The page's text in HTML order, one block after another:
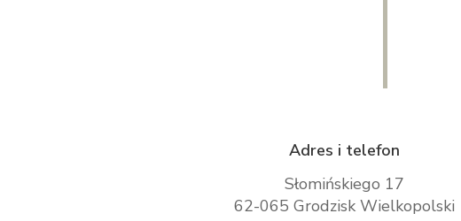
Adres i telefon
Słomińskiego 17
62-065 Grodzisk Wielkopolski